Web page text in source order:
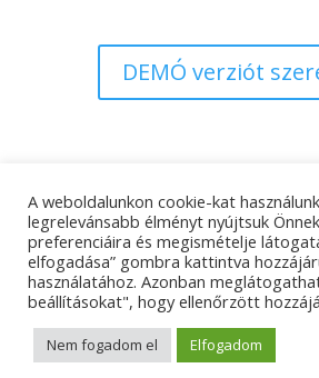
DEMÓ verziót
Adatkezelési tájékoztató
Kapcsolat
© Tangens Kft. - Weboldalkészítés:
Marketing
A weboldalunkon cookie-kat
legrelevánsabb élményt nyújtsuk
preferenciáira és megismételje
elfogadása” gombra kattintva
használatához. Azonban
beállításokat", hogy ellenőrzött
Nem fogadom el Elfogadom